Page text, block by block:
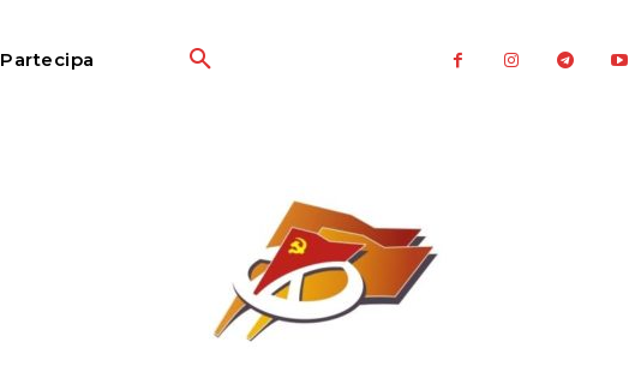
Partecipa